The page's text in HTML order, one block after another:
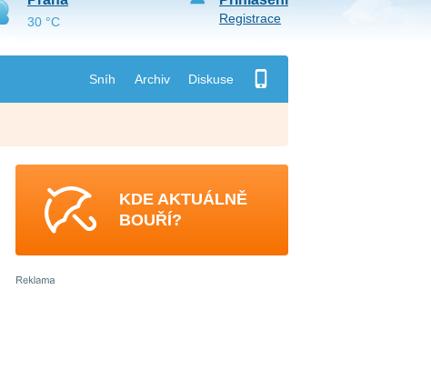
Sníh Archiv Diskuse
Registrace
30 °C
KDE AKTUÁLNĚ
BOUŘÍ?